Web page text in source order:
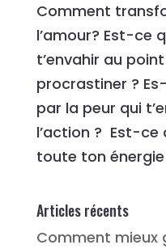
Comment
l’amour? Est-ce
t’envahir au
procrastiner ?
par la peur qui
l’action ? Est-ce
toute ton
Articles récents
Comment mieux